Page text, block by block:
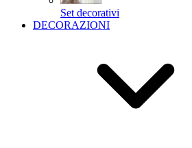
Set decorativi
DECORAZIONI